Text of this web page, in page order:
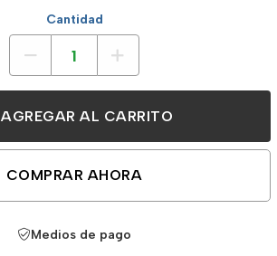
Cantidad
AGREGAR AL CARRITO
COMPRAR AHORA
Medios de pago